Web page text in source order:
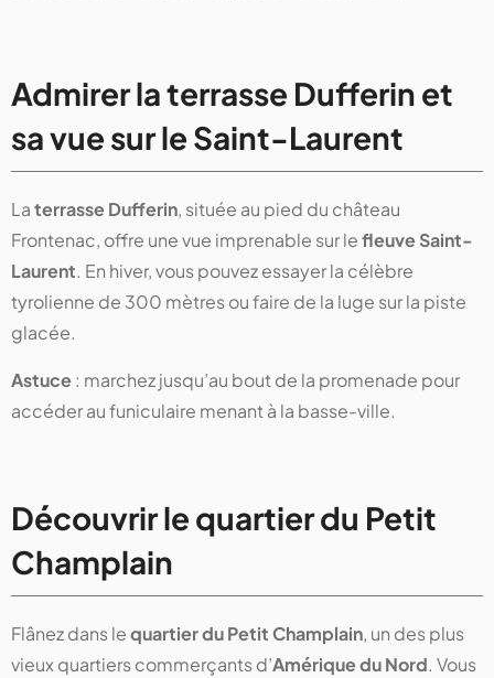
Admirer la terrasse Dufferin et
sa vue sur le Saint-Laurent
Laterrasse Dufferin, située au pied du château
Frontenac, offre une vue imprenable sur lefleuve Saint-
Laurent. En hiver, vous pouvez essayer la célèbre
tyrolienne de 300 mètres ou faire de la luge sur la piste
glacée.
Astuce: marchez jusqu’au bout de la promenade pour
accéder au funiculaire menant à la basse-ville.
Découvrir le quartier du Petit
Champlain
Flânez dans lequartier du Petit Champlain, un des plus
vieux quartiers commerçants d’Amérique du Nord. Vous